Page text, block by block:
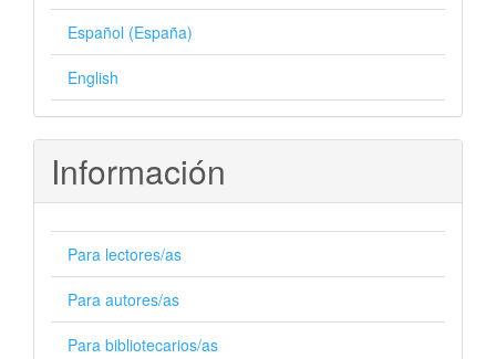
Español (España)
English
Información
Para lectores/as
Para autores/as
Para bibliotecarios/as